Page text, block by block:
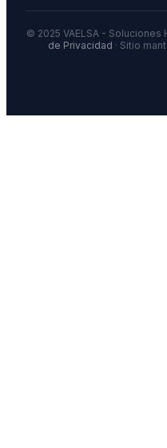
© 2025 VAELSA - Soluciones
de Privacidad · Sitio